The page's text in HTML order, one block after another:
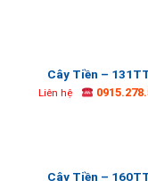
Cây Tiền –
Liên hệ
Cây Tiền –